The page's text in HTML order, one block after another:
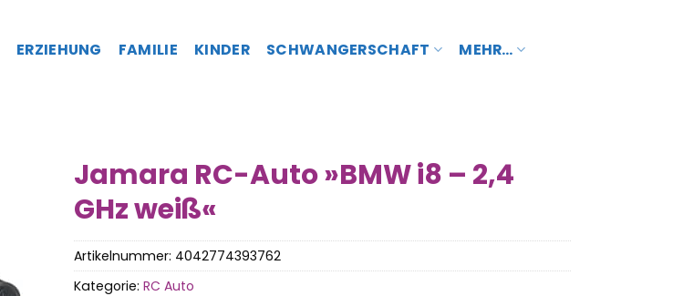
ERZIEHUNG FAMILIE KINDER SCHWANGERSCHAFT MEHR…
Jamara RC-Auto »BMW i8 – 2,4
GHz weiß«
Artikelnummer: 4042774393762
Kategorie: RC Auto